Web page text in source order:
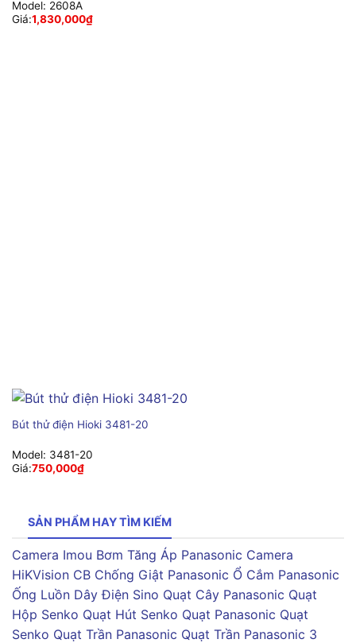
Model: 2608A
Giá:1,830,000₫
Bút thử điện Hioki 3481-20
Model: 3481-20
Giá:750,000₫
SẢN PHẨM HAY TÌM KIẾM
Camera Imou Bơm Tăng Áp Panasonic Camera
HiKVision CB Chống Giật Panasonic Ổ Cắm Panasonic
Ống Luồn Dây Điện Sino Quạt Cây Panasonic Quạt
Hộp Senko Quạt Hút Senko Quạt Panasonic Quạt
Senko Quạt Trần Panasonic Quạt Trần Panasonic 3